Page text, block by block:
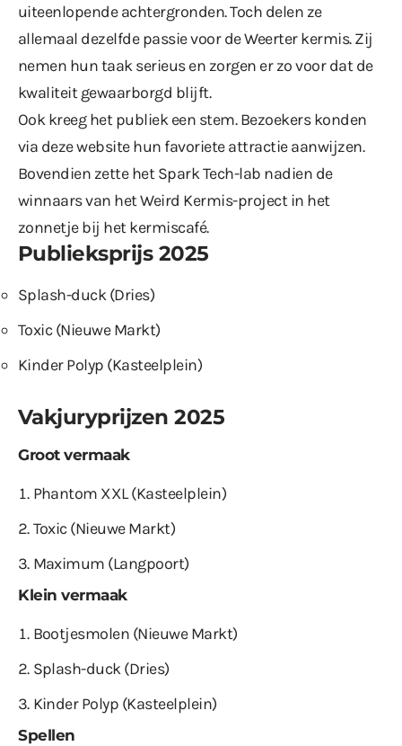
uiteenlopende achtergronden. Toch delen ze
allemaal dezelfde passie voor de Weerter kermis. Zij
nemen hun taak serieus en zorgen er zo voor dat de
kwaliteit gewaarborgd blijft.
Ook kreeg het publiek een stem. Bezoekers konden
via deze website hun favoriete attractie aanwijzen.
Bovendien zette het Spark Tech-lab nadien de
winnaars van het Weird Kermis-projectin het
zonnetje bij het kermiscafé.
Publieksprijs 2025
Splash-duck (Dries)
Toxic (Nieuwe Markt)
Kinder Polyp (Kasteelplein)
Vakjuryprijzen 2025
Groot vermaak
Phantom XXL (Kasteelplein)
Toxic (Nieuwe Markt)
Maximum (Langpoort)
Klein vermaak
Bootjesmolen (Nieuwe Markt)
Splash-duck (Dries)
Kinder Polyp (Kasteelplein)
Spellen